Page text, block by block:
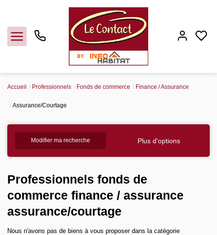
Vendre
Acheter
Louer
Gerer
Syndic
Accueil Professionnels Fonds de commerce Finance / Assurance
Assurance/Courtage
Modifier ma recherche Plus d'options
Professionnels fonds de
commerce finance / assurance
assurance/courtage
Nous n'avons pas de biens à vous proposer dans la catégorie